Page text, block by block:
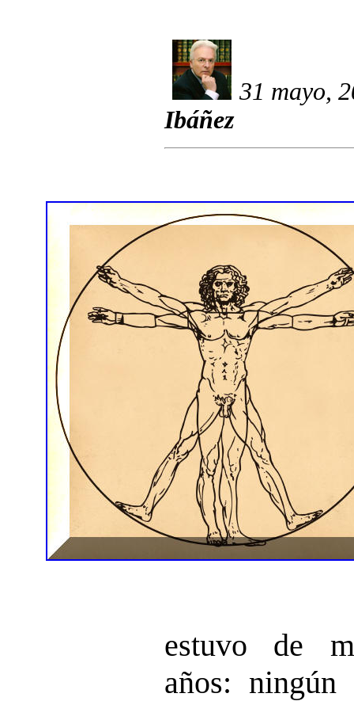
31 mayo,
Ibáñez
estuvo de
años: ningún